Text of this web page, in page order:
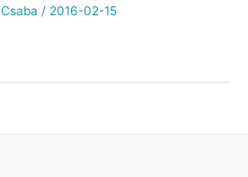
Csaba / 2016-02-15